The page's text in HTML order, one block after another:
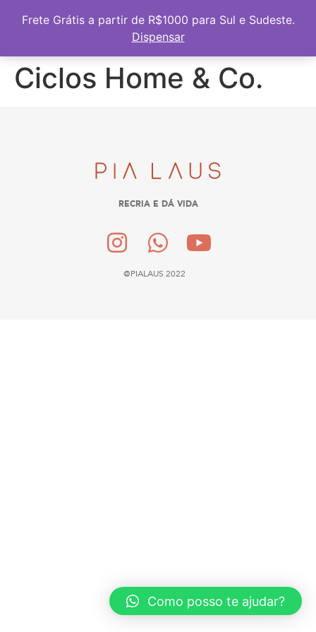
Ciclos Home & Co.
RECRIA E DÁ VIDA
@PIALAUS 2022
Frete Grátis a partir de R$1000 para Sul e Sudeste.
Dispensar
Como posso te ajudar?